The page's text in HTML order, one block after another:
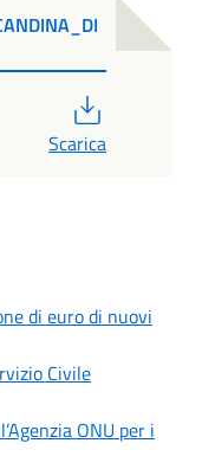
Scarica
di euro di nuovi
Civile
ONU per i